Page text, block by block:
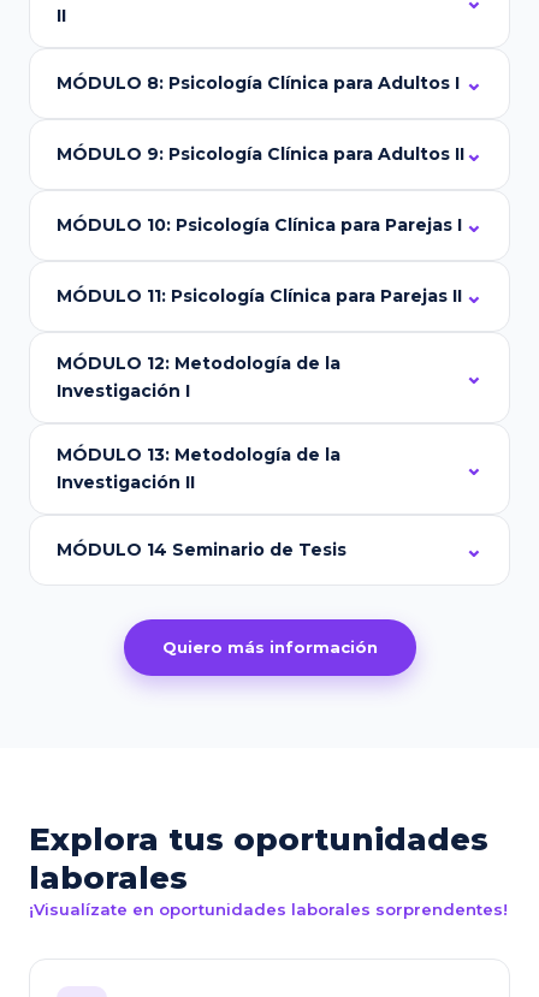
II
MÓDULO 8: Psicología Clínica para Adultos I
MÓDULO 9: Psicología Clínica para Adultos II
MÓDULO 10: Psicología Clínica para Parejas I
MÓDULO 11: Psicología Clínica para Parejas II
MÓDULO 12: Metodología de la
Investigación I
MÓDULO 13: Metodología de la
Investigación II
MÓDULO 14 Seminario de Tesis
Quiero más información
Explora tus oportunidades
laborales
¡Visualízate en oportunidades laborales sorprendentes!